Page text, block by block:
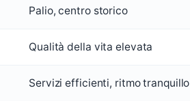
Palio, centro storico
Qualità della vita elevata
Servizi efficienti, ritmo tranquillo